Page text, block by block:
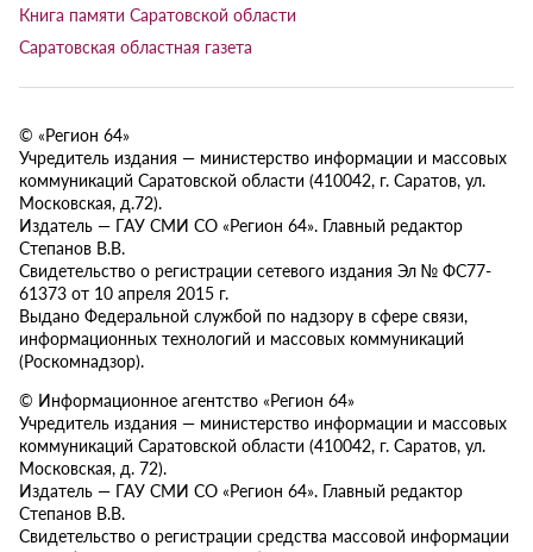
Книга памяти Саратовской области
Саратовская областная газета
© «Регион 64»
Учредитель издания — министерство информации и массовых
коммуникаций Саратовской области (410042, г. Саратов, ул.
Московская, д.72).
Издатель — ГАУ СМИ СО «Регион 64». Главный редактор
Степанов В.В.
Свидетельство о регистрации сетевого издания Эл № ФС77-
61373 от 10 апреля 2015 г.
Выдано Федеральной службой по надзору в сфере связи,
информационных технологий и массовых коммуникаций
(Роскомнадзор).
© Информационное агентство «Регион 64»
Учредитель издания — министерство информации и массовых
коммуникаций Саратовской области (410042, г. Саратов, ул.
Московская, д. 72).
Издатель — ГАУ СМИ СО «Регион 64». Главный редактор
Степанов В.В.
Свидетельство о регистрации средства массовой информации